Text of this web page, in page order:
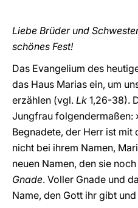
Liebe Brüder und
schönes Fest!
Das Evangelium des
das Haus Marias ein, um
erzählen (vgl. Lk 1,26-38).
Jungfrau folgendermaßen:
Begnadete, der Herr ist mit
nicht bei ihrem Namen,
neuen Namen, den sie
Gnade. Voller Gnade und
Name, den Gott ihr gibt